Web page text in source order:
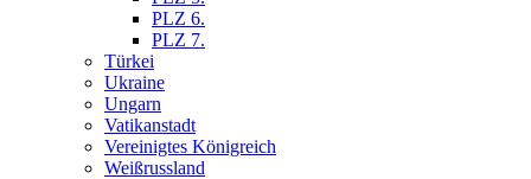
PLZ 6.
PLZ 7.
Türkei
Ukraine
Ungarn
Vatikanstadt
Vereinigtes Königreich
Weißrussland